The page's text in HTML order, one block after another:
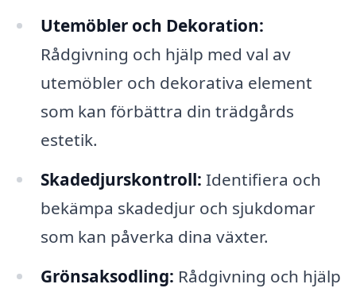
Utemöbler och Dekoration:
Rådgivning och hjälp med val av
utemöbler och dekorativa element
som kan förbättra din trädgårds
estetik.
Skadedjurskontroll: Identifiera och
bekämpa skadedjur och sjukdomar
som kan påverka dina växter.
Grönsaksodling: Rådgivning och hjälp